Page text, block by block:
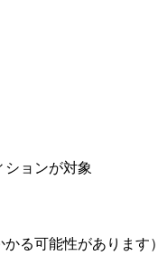
ョンが対象
る可能性があります）